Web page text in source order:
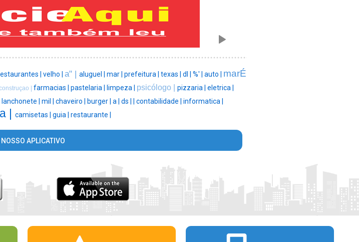
| velho | a" | aluguel | mar | prefeitura | texas | dl | %' | auto | marÉ
| farmacias | pastelaria | limpeza | psicólogo | pizzaria | eletrica |
lanchonete | mil | chaveiro | burger | a | ds | contabilidade | informatica |
| camisetas | guia | restaurante |
NOSSO APLICATIVO